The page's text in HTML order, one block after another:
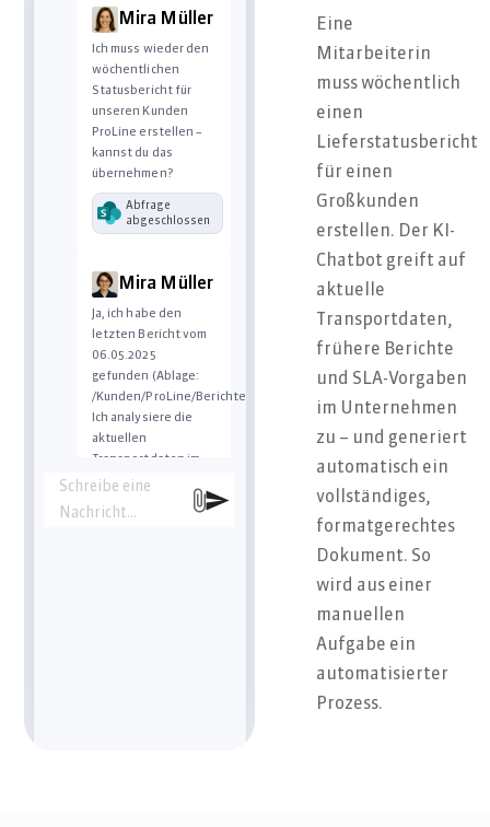
Mira Müller
Ich muss wieder den
wöchentlichen
Statusbericht für
unseren Kunden
ProLine erstellen –
kannst du das
übernehmen?
Abfrage
abgeschlossen
Mira Müller
Ja, ich habe den
letzten Bericht vom
06.05.2025
gefunden (Ablage:
/Kunden/ProLine/Berichte/).
Ich analysiere die
aktuellen
Transportdaten im
TMS für
– 38 Sendungen
Schreibe eine
Nachricht…
Eine
Mitarbeiterin
muss wöchentlich
einen
Lieferstatusbericht
für einen
Großkunden
erstellen. Der KI-
Chatbot greift auf
aktuelle
Transportdaten,
frühere Berichte
und SLA-Vorgaben
im Unternehmen
zu – und generiert
automatisch ein
vollständiges,
formatgerechtes
Dokument. So
wird aus einer
manuellen
Aufgabe ein
automatisierter
Prozess.